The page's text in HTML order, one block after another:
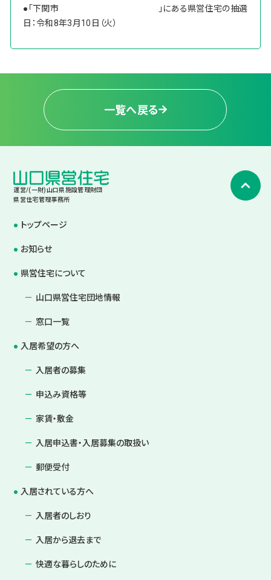
●「下関市 」にある県営住宅の抽選
日：令和8年3月10日（火）
一覧へ戻る
運営/(一財)山口県施設管理財団
県営住宅管理事務所
トップページ
お知らせ
県営住宅について
山口県営住宅団地情報
窓口一覧
入居希望の方へ
入居者の募集
申込み資格等
家賃・敷金
入居申込書・入居募集の取扱い
郵便受付
入居されている方へ
入居者のしおり
入居から退去まで
快適な暮らしのために